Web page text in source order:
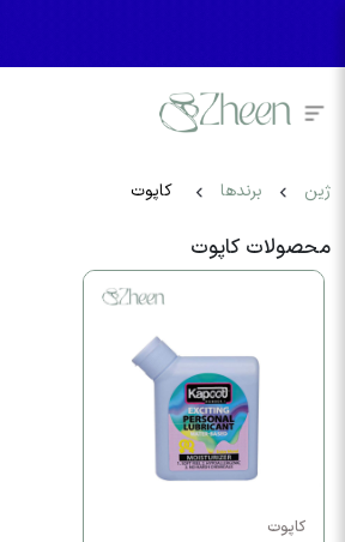
ژین برندها کاپوت
محصولات کاپوت
کاپوت